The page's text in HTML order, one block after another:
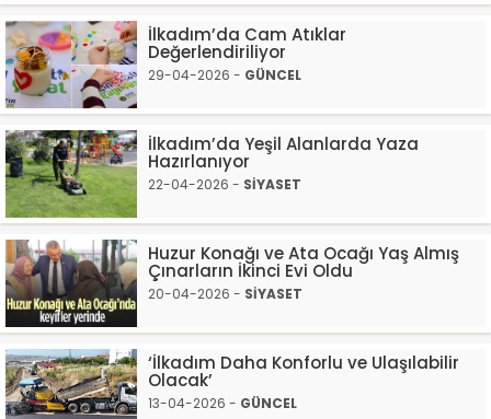
İlkadım’da Cam Atıklar
Değerlendiriliyor
29-04-2026 - GÜNCEL
İlkadım’da Yeşil Alanlarda Yaza
Hazırlanıyor
22-04-2026 - SİYASET
Huzur Konağı ve Ata Ocağı Yaş Almış
Çınarların İkinci Evi Oldu
20-04-2026 - SİYASET
‘İlkadım Daha Konforlu ve Ulaşılabilir
Olacak’
13-04-2026 - GÜNCEL